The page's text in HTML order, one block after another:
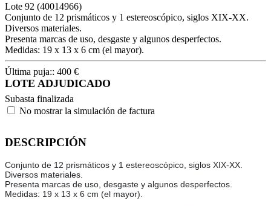
Lote 92 (40014966)
Conjunto de 12 prismáticos y 1 estereoscópico, siglos XIX-XX.
Diversos materiales.
Presenta marcas de uso, desgaste y algunos desperfectos.
Medidas: 19 x 13 x 6 cm (el mayor).
Última puja:: 400 €
LOTE ADJUDICADO
Subasta finalizada
No mostrar la simulación de factura
DESCRIPCIÓN
Conjunto de 12 prismáticos y 1 estereoscópico, siglos XIX-XX.
Diversos materiales.
Presenta marcas de uso, desgaste y algunos desperfectos.
Medidas: 19 x 13 x 6 cm (el mayor).